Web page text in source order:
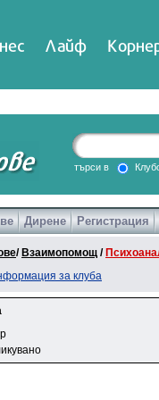
Лайф
търси в
Дирене Регистрация
/ Взаимопомощ /
за клуба